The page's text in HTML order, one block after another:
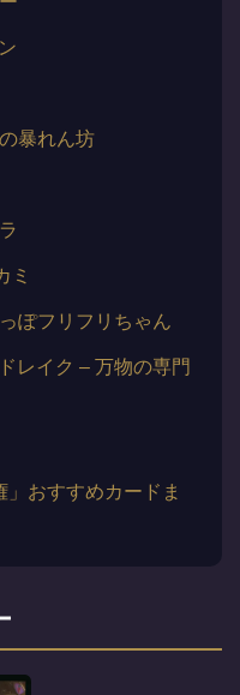
暴れん坊
ミ
ぽフリフリちゃん
レイク – 万物の専門
おすすめカードま